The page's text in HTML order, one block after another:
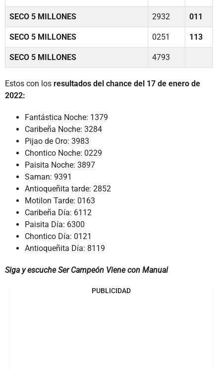
SECO 5 MILLONES 2932 011
SECO 5 MILLONES 0251 113
SECO 5 MILLONES 4793
Estos con los resultados del chance del 17 de enero de
2022:
Fantástica Noche: 1379
Caribeña Noche: 3284
Pijao de Oro: 3983
Chontico Noche: 0229
Paisita Noche: 3897
Saman: 9391
Antioqueñita tarde: 2852
Motilon Tarde: 0163
Caribeña Día: 6112
Paisita Día: 6300
Chontico Día: 0121
Antioqueñita Día: 8119
Siga y escuche Ser Campeón Viene con Manual
PUBLICIDAD